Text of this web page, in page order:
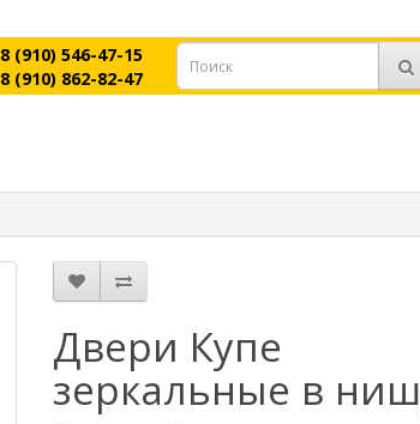
8 (910) 546-47-15
8 (910) 862-82-47
Двери Купе
зеркальные в